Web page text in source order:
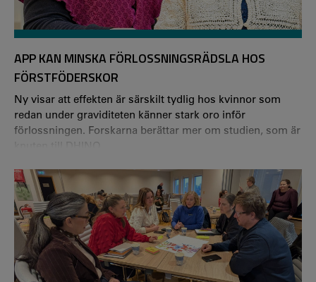
APP KAN MINSKA FÖRLOSSNINGSRÄDSLA HOS
FÖRSTFÖDERSKOR
Ny visar att effekten är särskilt tydlig hos kvinnor som
redan under graviditeten känner stark oro inför
förlossningen. Forskarna berättar mer om studien, som är